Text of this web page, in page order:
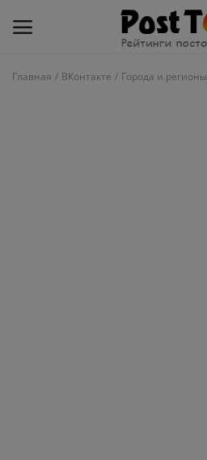
Главная ВКонтакте Города и регионы